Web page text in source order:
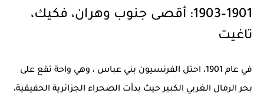
1901–1903: أقصى جنوب وهران، فكيك،
تاغيت
في عام 1901، احتل الفرنسيون بني عباس ، وهي واحة تقع على
بحر الرمال الغربي الكبير حيث بدأت الصحراء الجزائرية الحقيقية،